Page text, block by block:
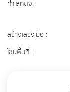
ทำเลที่ตั้ง :
สร้างเสร็จเมื่อ :
โซนพื้นที่ :